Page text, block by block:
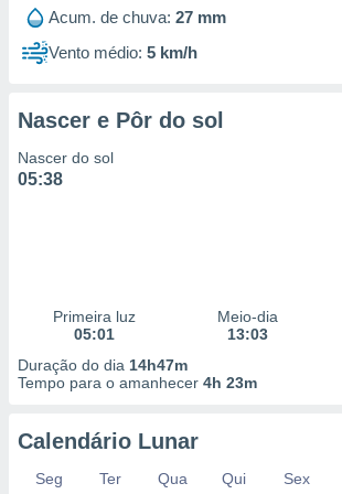
utilizar
criar
ou
de dados
e melhorar
dados
Acum. de chuva: 27 mm
Vento médio: 5 km/h
Nascer e Pôr do sol
Nascer do sol
05:38
Primeira luz
05:01
Meio-dia
13:03
Duração do dia 14h47m
Tempo para o amanhecer 4h 23m
Calendário Lunar
Seg Ter Qua Qui Sex